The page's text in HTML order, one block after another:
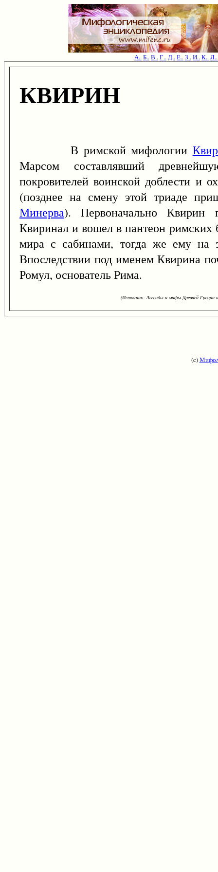
А..Б..В..Г..Д..Е..З..И..К..Л..
КВИРИН
В римской мифологии
Марсом составлявший
покровителей воинской доблести и
(позднее на смену этой триаде
Минерва). Первоначально Квирин
Квиринал и вошел в пантеон римских
мира с сабинами, тогда же ему на
Впоследствии под именем Квирина
Ромул, основатель Рима.
(Источник: Легенды и мифы Древней
(c)